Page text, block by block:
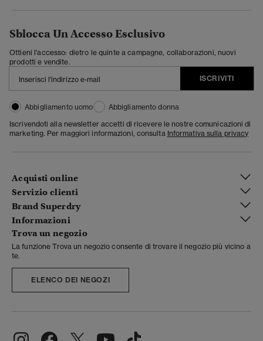
Sblocca Un Accesso Esclusivo
Ottieni l'accesso: dietro le quinte a campagne, collaborazioni, nuovi
prodotti e vendite.
ISCRIVITI
Abbigliamento uomo
Abbigliamento donna
Iscrivendoti alla newsletter accetti di ricevere le nostre comunicazioni di
marketing. Per maggiori informazioni, consulta Informativa sulla privacy
Acquisti online
Servizio clienti
Brand Superdry
Informazioni
Trova un negozio
La funzione Trova un negozio consente di trovare il negozio più vicino a
te.
ELENCO DEI NEGOZI